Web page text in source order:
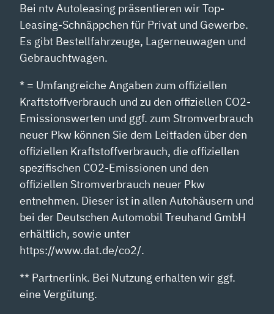
Bei ntv Autoleasing präsentieren wir Top-
Leasing-Schnäppchen für Privat und Gewerbe.
Es gibt Bestellfahrzeuge, Lagerneuwagen und
Gebrauchtwagen.
* = Umfangreiche Angaben zum offiziellen
Kraftstoffverbrauch und zu den offiziellen CO2-
Emissionswerten und ggf. zum Stromverbrauch
neuer Pkw können Sie dem Leitfaden über den
offiziellen Kraftstoffverbrauch, die offiziellen
spezifischen CO2-Emissionen und den
offiziellen Stromverbrauch neuer Pkw
entnehmen. Dieser ist in allen Autohäusern und
bei der Deutschen Automobil Treuhand GmbH
erhältlich, sowie unter
https://www.dat.de/co2/.
** Partnerlink. Bei Nutzung erhalten wir ggf.
eine Vergütung.